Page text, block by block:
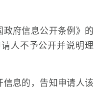
府信息公开条例》的
人不予公开并说明理
息的，告知申请人该